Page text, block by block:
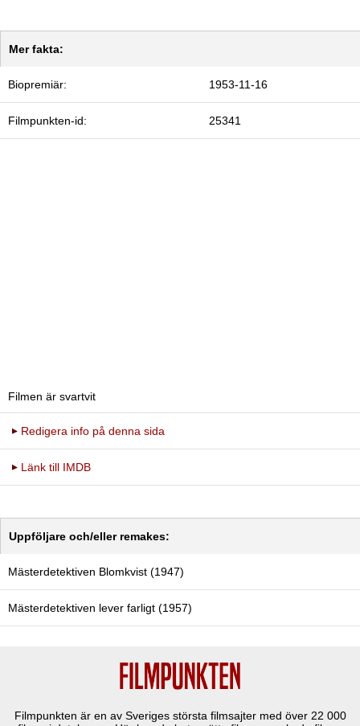
Mer fakta:
Biopremiär: 1953-11-16
Filmpunkten-id: 25341
Filmen är svartvit
Redigera info på denna sida
Länk till IMDB
Uppföljare och/eller remakes:
Mästerdetektiven Blomkvist (1947)
Mästerdetektiven lever farligt (1957)
Filmpunkten är en av Sveriges största filmsajter med över 22 000